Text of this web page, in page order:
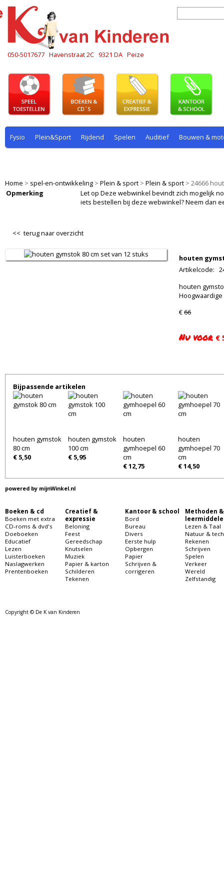
050-5017677 Havenstraat 2C 9321 DA Peize
Fysio Plein&Sport Rijdend Spelen Auditief Bouwen &
Home > spel-en-ontwikkeling > Plein & sport > Plein & sport > 24666
Opmerking
Let op Deze webwinkel bevindt zich mogelijk
iets bestellen bij deze webwinkel? Neem dan
<< terug naar overzicht
houten
Artikelcode:
houten
€66
Nu voor €
Bijpassende artikelen
houten gymstok
80 cm
€ 5,50
houten gymstok
100 cm
€ 5,95
houten
gymhoepel 60
cm
€ 12,75
houten
gymhoepel 70
cm
€ 14,50
powered by mijnWinkel.nl
Boeken & cd
Boeken met extra
CD-roms & dvd's
Doeboeken
Educatief
Lezen
Luisterboeken
Naslagwerken
Prentenboeken
Creatief &
expressie
Beloning
Feest
Gereedschap
Knutselen
Muziek
Papier & karton
Schilderen
Tekenen
Kantoor & school
Bord
Bureau
Divers
Eerste hulp
Opbergen
Papier
Schrijven &
corrigeren
Methoden &
Lezen & Taal
Natuur &
Rekenen
Schrijven
Spelen
Verkeer
Wereld
Zelfstandig
Copyright © De K van Kinderen